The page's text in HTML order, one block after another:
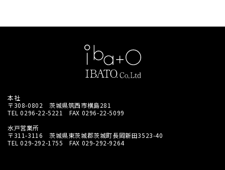
本社
〒308-0802 茨城県筑西市横島281
TEL 0296-22-5221
FAX 0296-22-5099
水戸営業所
〒311-3116 茨城県東茨城郡茨城町長岡新田3523-40
TEL 029-292-1755 FAX 029-292-9264